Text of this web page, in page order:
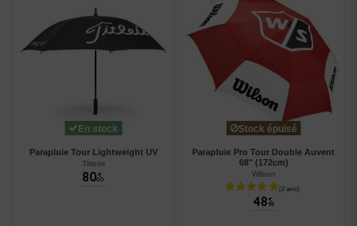
En stock
Parapluie Tour Lightweight UV
Titleist
80 €
00
Stock épuisé
Parapluie Pro Tour Double Auvent
68" (172cm)
Wilson
48 €
95